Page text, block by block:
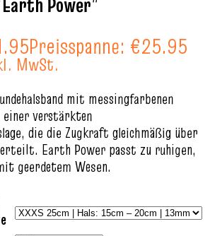
Preisspanne: €25.95
MwSt.
mit messingfarbenen
verstärkten
die die Zugkraft gleichmäßig über
Earth Power passt zu ruhigen,
geerdetem Wesen.